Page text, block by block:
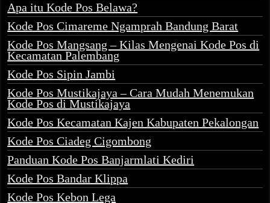
Apa itu Kode Pos Belawa?
Kode Pos Cimareme Ngamprah Bandung Barat
Kode Pos Mangsang – Kilas Mengenai Kode Pos di
Kecamatan Palembang
Kode Pos Sipin Jambi
Kode Pos Mustikajaya – Cara Mudah Menemukan
Kode Pos di Mustikajaya
Kode Pos Kecamatan Kajen Kabupaten Pekalongan
Kode Pos Ciadeg Cigombong
Panduan Kode Pos Banjarmlati Kediri
Kode Pos Bandar Klippa
Kode Pos Kebon Lega